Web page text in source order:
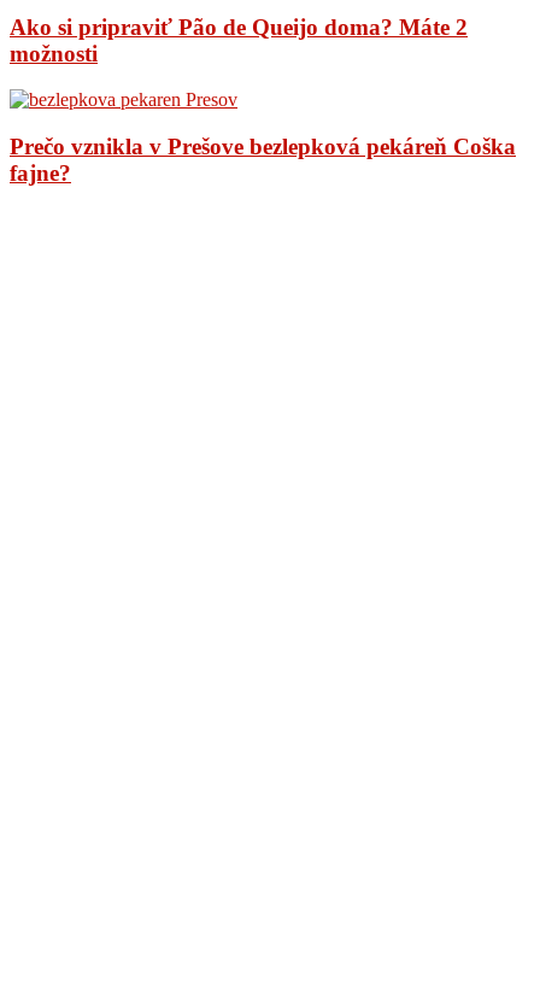
Ako si pripraviť Pão de Queijo doma? Máte 2
možnosti
Prečo vznikla v Prešove bezlepková pekáreň Coška
fajne?